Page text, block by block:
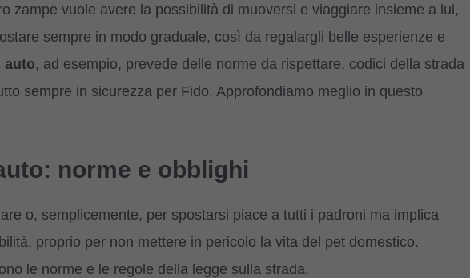
zampe vuole avere la possibilità di muoversi e viaggiare insieme a lui,
sempre in modo graduale, così da regalargli belle esperienze e
auto, ad esempio, prevede delle norme da rispettare, codici della strada
sempre in sicurezza per Fido. Approfondiamo meglio in questo
norme e obblighi
o, semplicemente, per spostarsi piace a tutti i padroni ma implica
proprio per non mettere in pericolo la vita del pet domestico.
le norme e le regole della legge sulla strada.